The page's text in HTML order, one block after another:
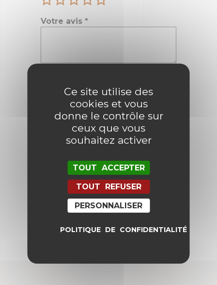
Votre avis *
E-mail*
Enregistrer mon nom, mon e-mail
et mon site dans le navigateur
pour mon prochain commentaire.
Ce site utilise des
cookies et vous
donne le contrôle sur
ceux que vous
souhaitez activer
TOUT ACCEPTER
TOUT REFUSER
PERSONNALISER
POLITIQUE DE CONFIDENTIALITÉ